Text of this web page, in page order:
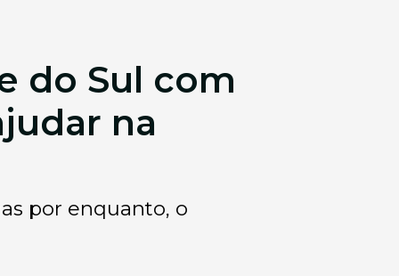
do Sul com
na
por enquanto, o